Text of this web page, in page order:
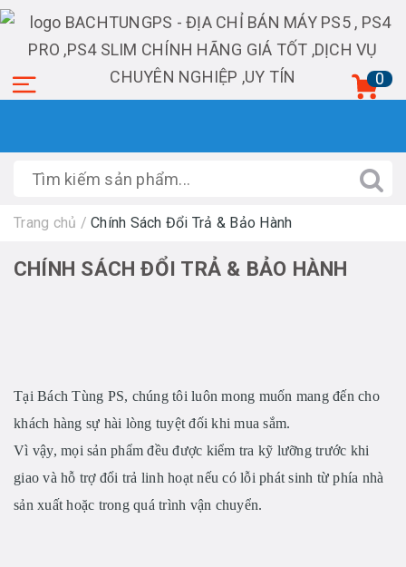
0
Trang chủ / Chính Sách Đổi Trả & Bảo Hành
CHÍNH SÁCH ĐỔI TRẢ & BẢO HÀNH
Tại Bách Tùng PS, chúng tôi luôn mong muốn mang đến cho
khách hàng sự hài lòng tuyệt đối khi mua sắm.
Vì vậy, mọi sản phẩm đều được kiểm tra kỹ lưỡng trước khi
giao và hỗ trợ đổi trả linh hoạt nếu có lỗi phát sinh từ phía nhà
sản xuất hoặc trong quá trình vận chuyển.